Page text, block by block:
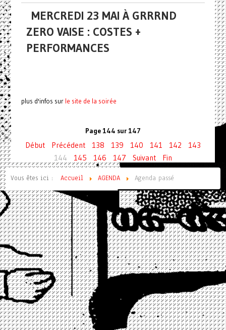
MERCREDI 23 MAI À GRRRND
ZERO VAISE : COSTES +
PERFORMANCES
plus d'infos sur le site de la soirée
Page 144 sur 147
Début Précédent 138 139 140 141 142
143
144
145 146 147 Suivant Fin
Vous êtes ici : Accueil AGENDA Agenda passé